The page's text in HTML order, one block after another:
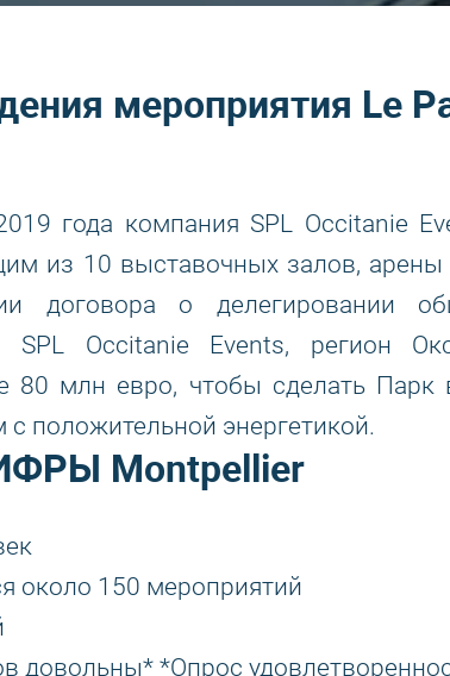
мероприятия Le
года компания SPL Occitanie
из 10 выставочных залов,
договора о делегировании
SPL Occitanie Events, регион
80 млн евро, чтобы сделать
положительной энергетикой.
Montpellier
около 150 мероприятий
довольны* *Опрос